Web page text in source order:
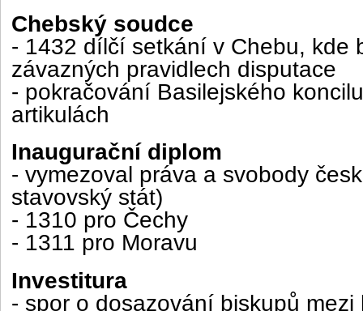
Chebský soudce
- 1432 dílčí setkání v Chebu, kde
závazných pravidlech disputace
- pokračování Basilejského
artikulách
Inaugurační diplom
- vymezoval práva a svobody
stavovský stát)
- 1310 pro Čechy
- 1311 pro Moravu
Investitura
- spor o dosazování biskupů mezi